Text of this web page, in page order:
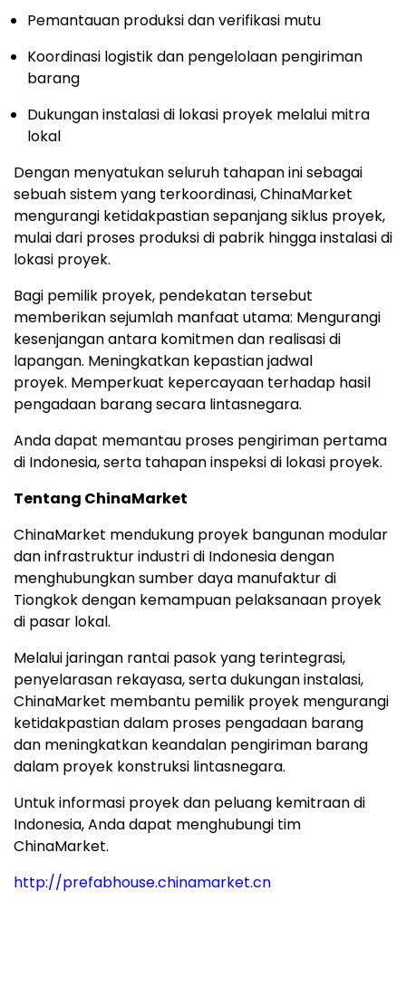
Pemantauan produksi dan verifikasi mutu
Koordinasi logistik dan pengelolaan pengiriman
barang
Dukungan instalasi di lokasi proyek melalui mitra
lokal
Dengan menyatukan seluruh tahapan ini sebagai
sebuah sistem yang terkoordinasi, ChinaMarket
mengurangi ketidakpastian sepanjang siklus proyek,
mulai dari proses produksi di pabrik hingga instalasi di
lokasi proyek.
Bagi pemilik proyek, pendekatan tersebut
memberikan sejumlah manfaat utama: Mengurangi
kesenjangan antara komitmen dan realisasi di
lapangan. Meningkatkan kepastian jadwal
proyek. Memperkuat kepercayaan terhadap hasil
pengadaan barang secara lintasnegara.
Anda dapat memantau proses pengiriman pertama
di Indonesia, serta tahapan inspeksi di lokasi proyek.
Tentang ChinaMarket
ChinaMarket mendukung proyek bangunan modular
dan infrastruktur industri di Indonesia dengan
menghubungkan sumber daya manufaktur di
Tiongkok dengan kemampuan pelaksanaan proyek
di pasar lokal.
Melalui jaringan rantai pasok yang terintegrasi,
penyelarasan rekayasa, serta dukungan instalasi,
ChinaMarket membantu pemilik proyek mengurangi
ketidakpastian dalam proses pengadaan barang
dan meningkatkan keandalan pengiriman barang
dalam proyek konstruksi lintasnegara.
Untuk informasi proyek dan peluang kemitraan di
Indonesia, Anda dapat menghubungi tim
ChinaMarket.
http://prefabhouse.chinamarket.cn